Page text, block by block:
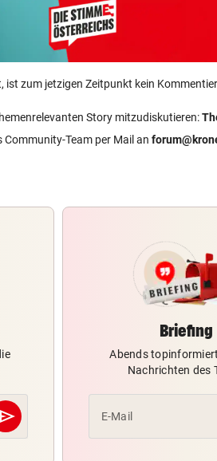
ist zum jetzigen Zeitpunkt kein
Story mitzudiskutieren:
Community-Team per Mail an
send
Abschicken
Briefing
Abends
Nachrichten des
E-Mail